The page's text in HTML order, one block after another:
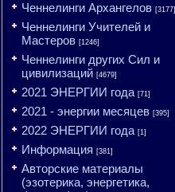
Ченнелинги Архангелов [3177]
Ченнелинги Учителей и
Мастеров [1246]
Ченнелинги других Сил и
цивилизаций [4679]
2021 ЭНЕРГИИ года [71]
2021 - энергии месяцев [395]
2022 ЭНЕРГИИ года [1]
Информация [381]
Авторские материалы
(эзотерика, энергетика,